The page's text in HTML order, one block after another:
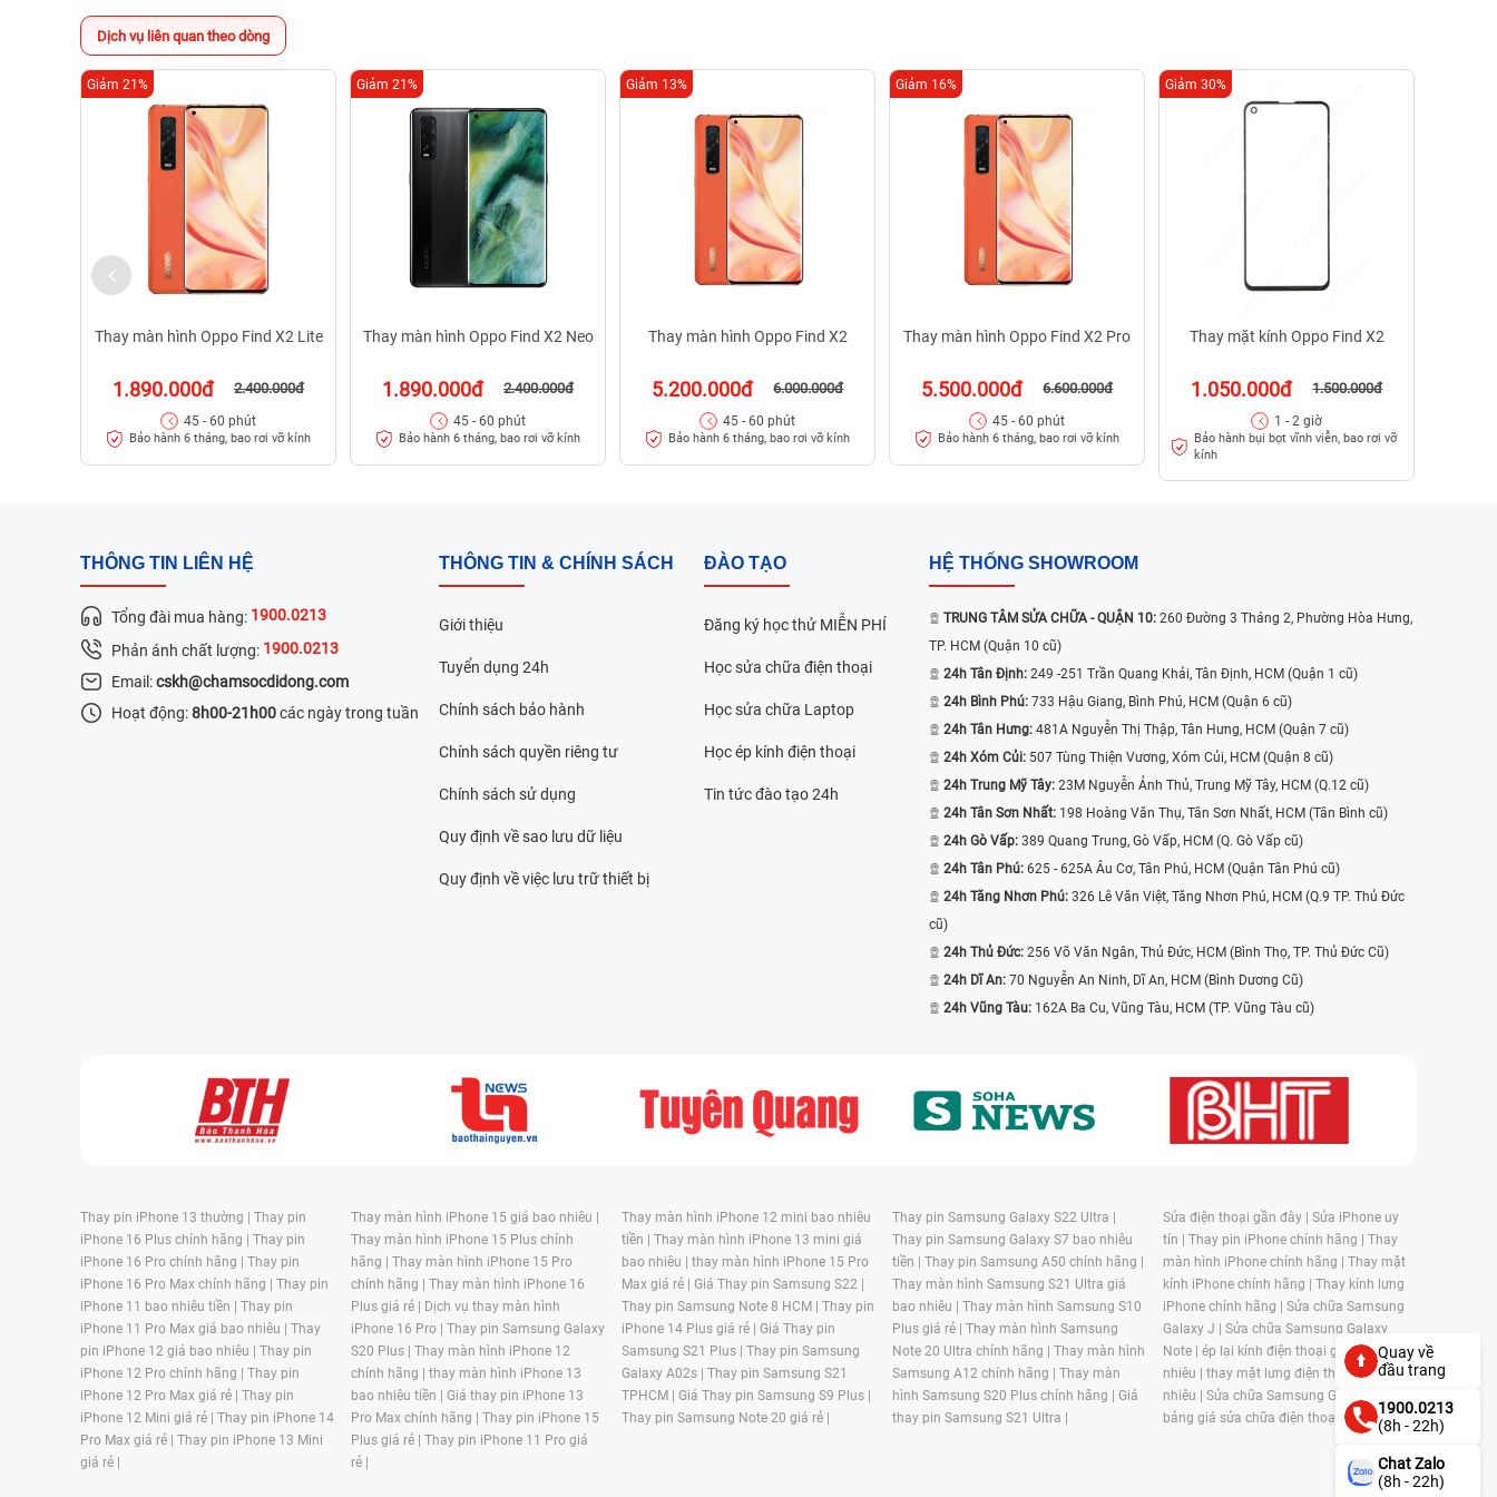
Dịch vụ liên quan theo dòng
Thay màn hình Oppo Find X2 Lite
1.890.000đ 2.400.000đ
Giảm 21%
45 - 60 phút
Bảo hành 6 tháng, bao rơi vỡ kính
Thay màn hình Oppo Find X2 Neo
1.890.000đ 2.400.000đ
Giảm 21%
45 - 60 phút
Bảo hành 6 tháng, bao rơi vỡ kính
Thay màn hình Oppo Find X2
5.200.000đ 6.000.000đ
Giảm 13%
45 - 60 phút
Bảo hành 6 tháng, bao rơi vỡ kính
Thay màn hình Oppo Find X2 Pro
5.500.000đ 6.600.000đ
Giảm 16%
45 - 60 phút
Bảo hành 6 tháng, bao rơi vỡ kính
Thay mặt kính Oppo Find X2
1.050.000đ 1.500.000đ
Giảm 30%
1 - 2 giờ
Bảo hành bụi bọt vĩnh viễn, bao rơi vỡ
kính
THÔNG TIN LIÊN HỆ
Tổng đài mua hàng: 1900.0213
Phản ánh chất lượng: 1900.0213
Email:cskh@chamsocdidong.com
Hoạt động:8h00-21h00các ngày trong tuần
THÔNG TIN & CHÍNH SÁCH
Giới thiệu
Tuyển dụng 24h
Chính sách bảo hành
Chính sách quyền riêng tư
Chính sách sử dụng
Quy định về sao lưu dữ liệu
Quy định về việc lưu trữ thiết bị
ĐÀO TẠO
Đăng ký học thử MIỄN PHÍ
Học sửa chữa điện thoại
Học sửa chữa Laptop
Học ép kính điện thoại
Tin tức đào tạo 24h
HỆ THỐNG SHOWROOM
TRUNG TÂM SỬA CHỮA - QUẬN 10: 260 Đường 3 Tháng 2, Phường Hòa Hưng,
TP. HCM (Quận 10 cũ)
24h Tân Định: 249 -251 Trần Quang Khải, Tân Định, HCM (Quận 1 cũ)
24h Bình Phú: 733 Hậu Giang, Bình Phú, HCM (Quận 6 cũ)
24h Tân Hưng: 481A Nguyễn Thị Thập, Tân Hưng, HCM (Quận 7 cũ)
24h Xóm Củi: 507 Tùng Thiện Vương, Xóm Củi, HCM (Quận 8 cũ)
24h Trung Mỹ Tây: 23M Nguyễn Ảnh Thủ, Trung Mỹ Tây, HCM (Q.12 cũ)
24h Tân Sơn Nhất: 198 Hoàng Văn Thụ, Tân Sơn Nhất, HCM (Tân Bình cũ)
24h Gò Vấp: 389 Quang Trung, Gò Vấp, HCM (Q. Gò Vấp cũ)
24h Tân Phú: 625 - 625A Âu Cơ, Tân Phú, HCM (Quận Tân Phú cũ)
24h Tăng Nhơn Phú: 326 Lê Văn Việt, Tăng Nhơn Phú, HCM (Q.9 TP. Thủ Đức
cũ)
24h Thủ Đức: 256 Võ Văn Ngân, Thủ Đức, HCM (Bình Thọ, TP. Thủ Đức Cũ)
24h Dĩ An: 70 Nguyễn An Ninh, Dĩ An, HCM (Bình Dương Cũ)
24h Vũng Tàu: 162A Ba Cu, Vũng Tàu, HCM (TP. Vũng Tàu cũ)
Thay pin iPhone 13 thường | Thay pin
iPhone 16 Plus chính hãng | Thay pin
iPhone 16 Pro chính hãng | Thay pin
iPhone 16 Pro Max chính hãng | Thay pin
iPhone 11 bao nhiêu tiền | Thay pin
iPhone 11 Pro Max giá bao nhiêu | Thay
pin iPhone 12 giá bao nhiêu | Thay pin
iPhone 12 Pro chính hãng | Thay pin
iPhone 12 Pro Max giá rẻ | Thay pin
iPhone 12 Mini giá rẻ | Thay pin iPhone 14
Pro Max giá rẻ | Thay pin iPhone 13 Mini
giá rẻ |
Thay màn hình iPhone 15 giá bao nhiêu |
Thay màn hình iPhone 15 Plus chính
hãng | Thay màn hình iPhone 15 Pro
chính hãng | Thay màn hình iPhone 16
Plus giá rẻ | Dịch vụ thay màn hình
iPhone 16 Pro | Thay pin Samsung Galaxy
S20 Plus | Thay màn hình iPhone 12
chính hãng | thay màn hình iPhone 13
bao nhiêu tiền | Giá thay pin iPhone 13
Pro Max chính hãng | Thay pin iPhone 15
Plus giá rẻ | Thay pin iPhone 11 Pro giá
rẻ |
Thay màn hình iPhone 12 mini bao nhiêu
tiền | Thay màn hình iPhone 13 mini giá
bao nhiêu | thay màn hình iPhone 15 Pro
Max giá rẻ | Giá Thay pin Samsung S22 |
Thay pin Samsung Note 8 HCM | Thay pin
iPhone 14 Plus giá rẻ | Giá Thay pin
Samsung S21 Plus | Thay pin Samsung
Galaxy A02s | Thay pin Samsung S21
TPHCM | Giá Thay pin Samsung S9 Plus |
Thay pin Samsung Note 20 giá rẻ |
Thay pin Samsung Galaxy S22 Ultra |
Thay pin Samsung Galaxy S7 bao nhiêu
tiền | Thay pin Samsung A50 chính hãng |
Thay màn hình Samsung S21 Ultra giá
bao nhiêu | Thay màn hình Samsung S10
Plus giá rẻ | Thay màn hình Samsung
Note 20 Ultra chính hãng | Thay màn hình
Samsung A12 chính hãng | Thay màn
hình Samsung S20 Plus chính hãng | Giá
thay pin Samsung S21 Ultra |
Sửa điện thoại gần đây | Sửa iPhone uy
tín | Thay pin iPhone chính hãng | Thay
màn hình iPhone chính hãng | Thay mặt
kính iPhone chính hãng | Thay kính lưng
iPhone chính hãng | Sửa chữa Samsung
Galaxy J | Sửa chữa Samsung Galaxy
Note | ép lại kính điện thoại giá bao
nhiêu | thay mặt lưng điện thoại giá bao
nhiêu | Sửa chữa Samsung Galaxy S |
bảng giá sửa chữa điện thoại samsung |
Quay về
đầu trang
1900.0213
(8h - 22h)
Chat Zalo
(8h - 22h)